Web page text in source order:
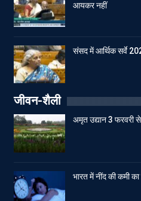
आयकर नहीं
संसद में आर्थिक सर्वे
जीवन-शैली
अमृत उद्यान 3 फरवरी
भारत में नींद की कमी